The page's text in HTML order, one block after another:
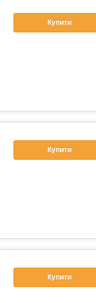
Купити
Купити
Купити